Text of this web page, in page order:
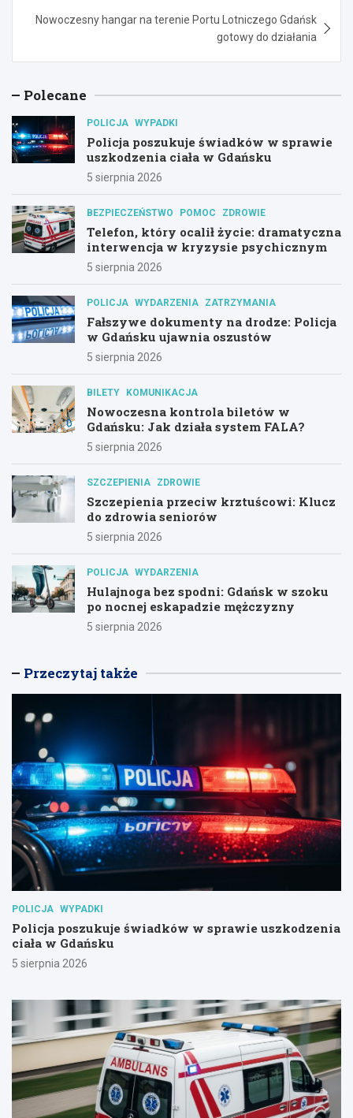
Nowoczesny hangar na terenie Portu Lotniczego Gdańsk
gotowy do działania
Polecane
POLICJA WYPADKI
Policja poszukuje świadków w sprawie
uszkodzenia ciała w Gdańsku
5 sierpnia 2026
BEZPIECZEŃSTWO POMOC ZDROWIE
Telefon, który ocalił życie: dramatyczna
interwencja w kryzysie psychicznym
5 sierpnia 2026
POLICJA WYDARZENIA ZATRZYMANIA
Fałszywe dokumenty na drodze: Policja
w Gdańsku ujawnia oszustów
5 sierpnia 2026
BILETY KOMUNIKACJA
Nowoczesna kontrola biletów w
Gdańsku: Jak działa system FALA?
5 sierpnia 2026
SZCZEPIENIA ZDROWIE
Szczepienia przeciw krztuścowi: Klucz
do zdrowia seniorów
5 sierpnia 2026
POLICJA WYDARZENIA
Hulajnoga bez spodni: Gdańsk w szoku
po nocnej eskapadzie mężczyzny
5 sierpnia 2026
Przeczytaj także
POLICJA WYPADKI
Policja poszukuje świadków w sprawie uszkodzenia
ciała w Gdańsku
5 sierpnia 2026